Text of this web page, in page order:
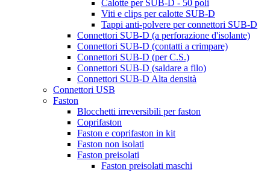
Calotte per SUB-D - 50 poli
Viti e clips per calotte SUB-D
Tappi anti-polvere per connettori SUB-D
Connettori SUB-D (a perforazione d'isolante)
Connettori SUB-D (contatti a crimpare)
Connettori SUB-D (per C.S.)
Connettori SUB-D (saldare a filo)
Connettori SUB-D Alta densità
Connettori USB
Faston
Blocchetti irreversibili per faston
Coprifaston
Faston e coprifaston in kit
Faston non isolati
Faston preisolati
Faston preisolati maschi